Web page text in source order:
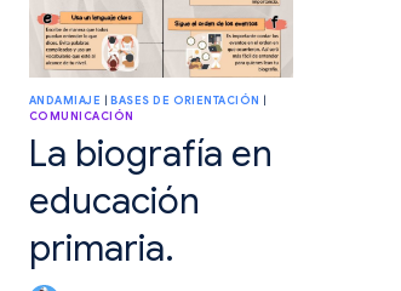
ANDAMIAJE BASES DE ORIENTACIÓN
COMUNICACIÓN
La biografía en
educación
primaria.